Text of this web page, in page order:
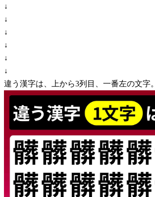
↓
↓
↓
↓
↓
↓
違う漢字は、上から3列目、一番左の文字。